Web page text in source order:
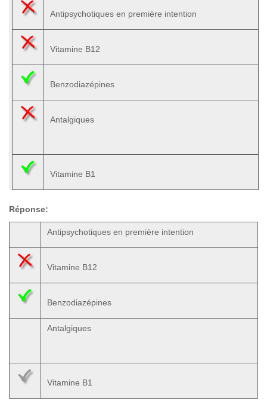
Antipsychotiques en première intention
Vitamine B12
Benzodiazépines
Antalgiques
Vitamine B1
Réponse:
Antipsychotiques en première intention
Vitamine B12
Benzodiazépines
Antalgiques
Vitamine B1